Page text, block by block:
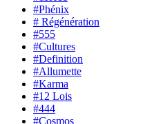
#Phénix
# Régénération
#555
#Cultures
#Definition
#Allumette
#Karma
#12 Lois
#444
#Cosmos